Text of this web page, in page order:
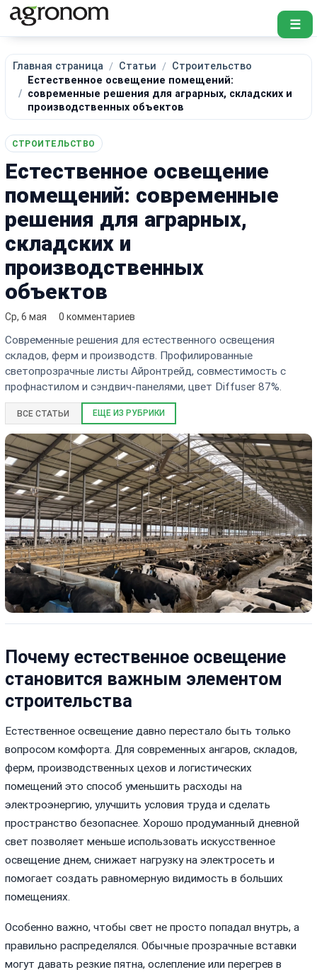
☰
Главная страница Статьи
Строительство
Естественное освещение помещений:
современные решения для аграрных, складских и
производственных объектов
СТРОИТЕЛЬСТВО
Естественное освещение
помещений: современные
решения для аграрных,
складских и
производственных
объектов
Ср, 6 мая 0 комментариев
Современные решения для естественного освещения
складов, ферм и производств. Профилированные
светопрозрачные листы Айронтрейд, совместимость с
профнастилом и сэндвич-панелями, цвет Diffuser 87%.
ВСЕ СТАТЬИ ЕЩЕ ИЗ РУБРИКИ
Почему естественное освещение
становится важным элементом
строительства
Естественное освещение давно перестало быть только
вопросом комфорта. Для современных ангаров, складов,
ферм, производственных цехов и логистических
помещений это способ уменьшить расходы на
электроэнергию, улучшить условия труда и сделать
пространство безопаснее. Хорошо продуманный дневной
свет позволяет меньше использовать искусственное
освещение днем, снижает нагрузку на электросеть и
помогает создать равномерную видимость в больших
помещениях.
Особенно важно, чтобы свет не просто попадал внутрь, а
правильно распределялся. Обычные прозрачные вставки
могут давать резкие пятна, ослепление или перегрев в